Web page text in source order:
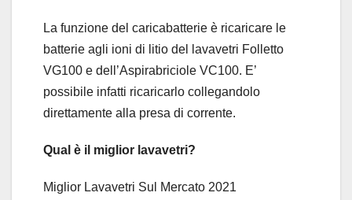
La funzione del caricabatterie è ricaricare le
batterie agli ioni di litio del lavavetri Folletto
VG100 e dell’Aspirabriciole VC100. E’
possibile infatti ricaricarlo collegandolo
direttamente alla presa di corrente.
Qual è il miglior lavavetri?
Miglior Lavavetri Sul Mercato 2021